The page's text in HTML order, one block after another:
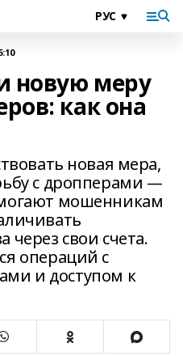
новую меру
как она
новая мера,
с дропперами —
мошенникам
через свои счета.
операций с
и доступом к